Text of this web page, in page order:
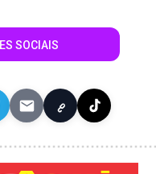
SOCIAIS